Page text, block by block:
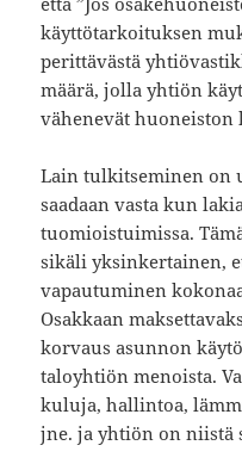
käyttötarkoituksen
perittävästä
määrä, jolla yhtiön
vähenevät huoneiston
Lain tulkitseminen on
saadaan vasta kun
tuomioistuimissa.
sikäli yksinkertainen,
vapautuminen
Osakkaan
korvaus asunnon
taloyhtiön menoista.
kuluja, hallintoa,
jne. ja yhtiön on niistä